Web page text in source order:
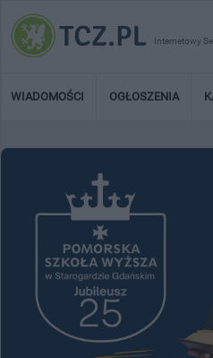
Internetowy
WIADOMOŚCI OGŁOSZENIA